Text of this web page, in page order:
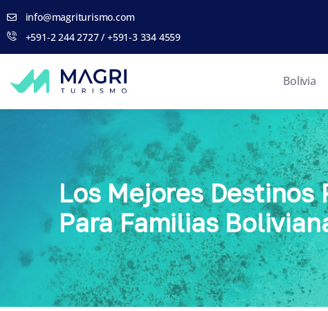
info@magriturismo.com
+591-2 244 2727 / +591-3 334 4559
Bolivia
Los Mejores Destinos
Para Familias